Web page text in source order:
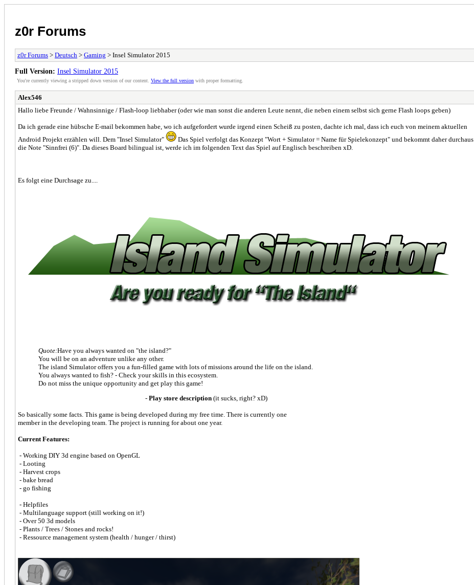
z0r Forums
z0r Forums > Deutsch > Gaming > Insel Simulator 2015
Full Version: Insel Simulator 2015
You're currently viewing a stripped down version of our content. View the full version with proper formatting.
Alex546
Hallo liebe Freunde / Wahnsinnige / Flash-loop liebhaber (oder wie man sonst die anderen Leute nennt, die neben einem selbst sich gerne Flash loops geben)
Da ich gerade eine hübsche E-mail bekommen habe, wo ich aufgefordert wurde irgend einen Scheiß zu posten, dachte ich mal, dass ich euch von meinem aktuellen
Android Projekt erzählen will. Dem "Insel Simulator"
Das Spiel verfolgt das Konzept "Wort + Simulator = Name für Spielekonzept" und bekommt daher durchaus
die Note "Sinnfrei (6)". Da dieses Board bilingual ist, werde ich im folgenden Text das Spiel auf Englisch beschreiben xD.
Es folgt eine Durchsage zu....
Quote:Have you always wanted on "the island?"
You will be on an adventure unlike any other.
The island Simulator offers you a fun-filled game with lots of missions around the life on the island.
You always wanted to fish? - Check your skills in this ecosystem.
Do not miss the unique opportunity and get play this game!
- Play store description (it sucks, right? xD)
So basically some facts. This game is being developed during my free time. There is currently one
member in the developing team. The project is running for about one year.
Current Features:
- Working DIY 3d engine based on OpenGL
- Looting
- Harvest crops
- bake bread
- go fishing
- Helpfiles
- Multilanguage support (still working on it!)
- Over 50 3d models
- Plants / Trees / Stones and rocks!
- Ressource management system (health / hunger / thirst)